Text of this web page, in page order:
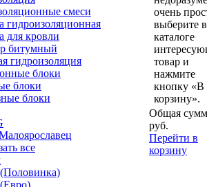
смеси
гидроизоляционная
для кровли
битумный
гидроизоляция
блоки
блоки
блоки
все
очень
выберите в
каталоге
товар и
нажмите
кнопку «В
корзину».
Общая
руб.
Перейти в
корзину